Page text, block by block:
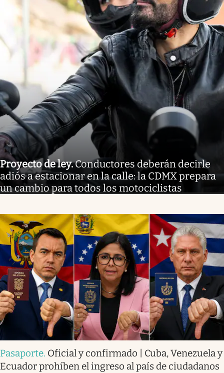
Proyecto de ley.Conductores deberán decirle
adiós a estacionar en la calle: la CDMX prepara
un cambio para todos los motociclistas
Pasaporte. Oficial y confirmado | Cuba, Venezuela y
Ecuador prohíben el ingreso al país de ciudadanos